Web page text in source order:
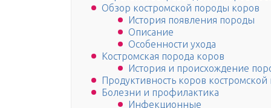
Обзор костромской породы коров
История появления породы
Описание
Особенности ухода
Костромская порода коров
История и происхождение
Продуктивность коров
Болезни и профилактика
Инфекционные